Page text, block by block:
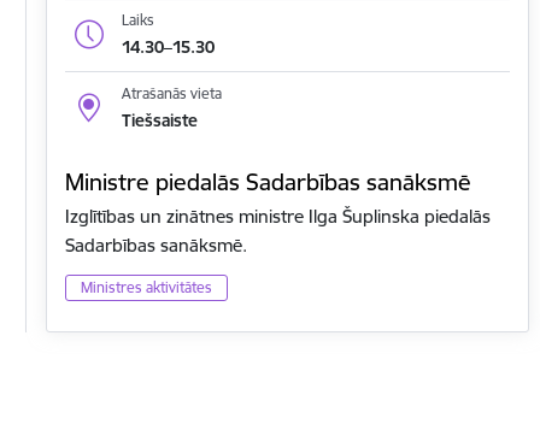
Laiks
14.30–15.30
Atrašanās vieta
Tiešsaiste
Ministre piedalās Sadarbības sanāksmē
Izglītības un zinātnes ministre Ilga Šuplinska piedalās
Sadarbības sanāksmē.
Ministres aktivitātes